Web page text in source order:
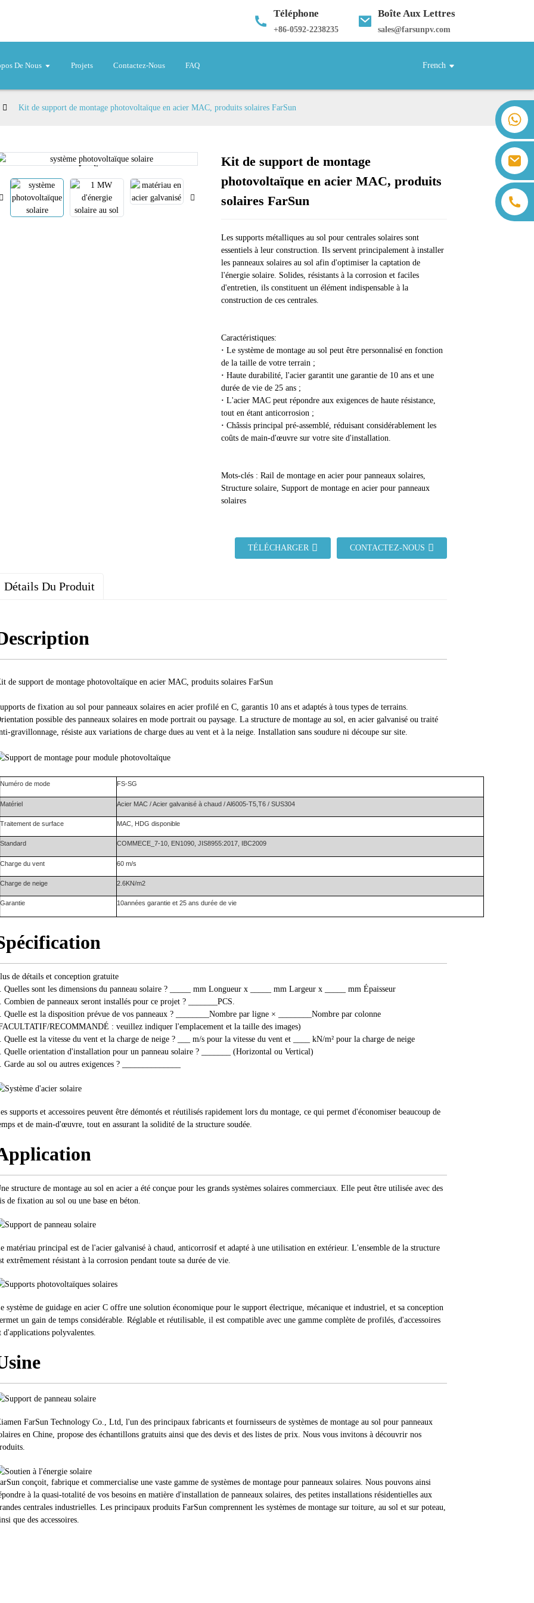
Téléphone
+86-0592-2238235
Boîte Aux Lettres
sales@farsunpv.com
De Nous Projets Contactez-Nous FAQ French
+86 18806057002 Sanborn Guo
Kit de support de montage photovoltaïque en acier MAC, produits solaires FarSun
Loading...
Loading... Loading...
Loading... Loading...
Loading...
Kit de support de montage
photovoltaïque en acier MAC, produits
solaires FarSun
Les supports métalliques au sol pour centrales solaires sont
essentiels à leur construction. Ils servent principalement à installer
les panneaux solaires au sol afin d'optimiser la captation de
l'énergie solaire. Solides, résistants à la corrosion et faciles
d'entretien, ils constituent un élément indispensable à la
construction de ces centrales.
Caractéristiques:
· Le système de montage au sol peut être personnalisé en fonction
de la taille de votre terrain ;
· Haute durabilité, l'acier garantit une garantie de 10 ans et une
durée de vie de 25 ans ;
· L'acier MAC peut répondre aux exigences de haute résistance,
tout en étant anticorrosion ;
· Châssis principal pré-assemblé, réduisant considérablement les
coûts de main-d'œuvre sur votre site d'installation.
Mots-clés : Rail de montage en acier pour panneaux solaires,
Structure solaire, Support de montage en acier pour panneaux
solaires
TÉLÉCHARGER CONTACTEZ-NOUS
Détails Du Produit
de support de montage photovoltaïque en acier MAC, produits solaires FarSun
de fixation au sol pour panneaux solaires en acier profilé en C, garantis 10 ans et adaptés à tous types de terrains.
possible des panneaux solaires en mode portrait ou paysage. La structure de montage au sol, en acier galvanisé ou traité
gravillonnage, résiste aux variations de charge dues au vent et à la neige. Installation sans soudure ni découpe sur site.
Numéro de mode FS-SG
Matériel Acier MAC / Acier galvanisé à chaud / Al6005-T5,T6 / SUS304
Traitement de surface MAC , HDG disponible
Standard COMMECE _7-10, EN1090, JIS8955:2017, IBC2009
Charge du vent 60 m/s
Charge de neige 2.6KN/m2
Garantie 10années garantie et25 ans durée de vie
de détails et conception gratuite
Quelles sont les dimensions du panneau solaire ? _____ mm Longueur x _____ mm Largeur x _____ mm Épaisseur
Combien de panneaux seront installés pour ce projet ? _______PCS.
Quelle est la disposition prévue de vos panneaux ? ________Nombre par ligne × ________Nombre par colonne
RECOMMANDÉ : veuillez indiquer l'emplacement et la taille des images)
Quelle est la vitesse du vent et la charge de neige ? ___ m/s pour la vitesse du vent et ____ kN/m² pour la charge de neige
Quelle orientation d'installation pour un panneau solaire ? _______ (Horizontal ou Vertical)
Garde au sol ou autres exigences ? ______________
supports et accessoires peuvent être démontés et réutilisés rapidement lors du montage, ce qui permet d'économiser beaucoup de
et de main-d'œuvre, tout en assurant la solidité de la structure soudée.
structure de montage au sol en acier a été conçue pour les grands systèmes solaires commerciaux. Elle peut être utilisée avec des
de fixation au sol ou une base en béton.
matériau principal est de l'acier galvanisé à chaud, anticorrosif et adapté à une utilisation en extérieur. L'ensemble de la structure
extrêmement résistant à la corrosion pendant toute sa durée de vie.
système de guidage en acier C offre une solution économique pour le support électrique, mécanique et industriel, et sa conception
un gain de temps considérable. Réglable et réutilisable, il est compatible avec une gamme complète de profilés, d'accessoires
d'applications polyvalentes.
FarSun Technology Co., Ltd, l'un des principaux fabricants et fournisseurs de systèmes de montage au sol pour panneaux
en Chine, propose des échantillons gratuits ainsi que des devis et des listes de prix. Nous vous invitons à découvrir nos
conçoit, fabrique et commercialise une vaste gamme de systèmes de montage pour panneaux solaires. Nous pouvons ainsi
à la quasi-totalité de vos besoins en matière d'installation de panneaux solaires, des petites installations résidentielles aux
centrales industrielles. Les principaux produits FarSun comprennent les systèmes de montage sur toiture, au sol et sur poteau,
que des accessoires.